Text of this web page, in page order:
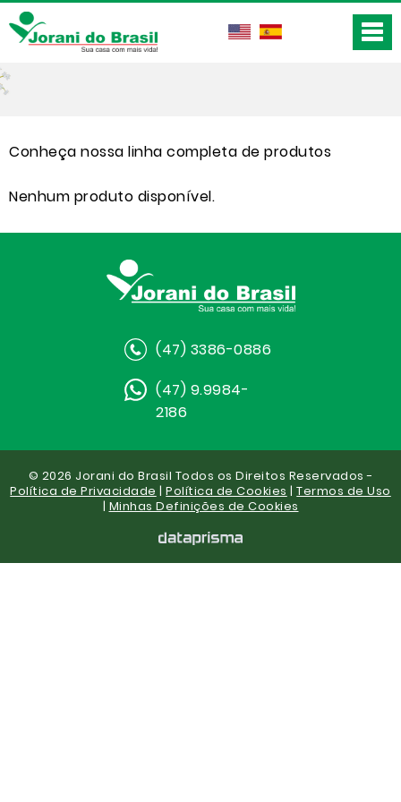
Conheça nossa linha completa de produtos
Nenhum produto disponível.
(47) 3386-0886
(47) 9.9984-
2186
© 2026 Jorani do Brasil Todos os Direitos Reservados -
Política de Privacidade |Política de Cookies |Termos de Uso
| Minhas Definições de Cookies